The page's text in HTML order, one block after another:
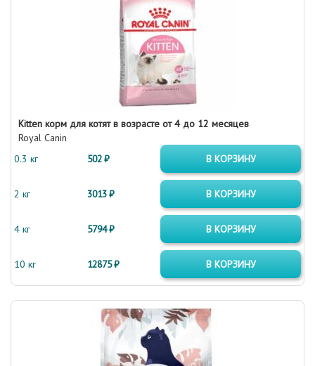
Kitten корм для котят в возрасте от 4 до 12 месяцев
Royal Canin
0.3 кг
502 ₽ В КОРЗИНУ
2 кг 3013 ₽ В КОРЗИНУ
4 кг 5794 ₽ В КОРЗИНУ
10 кг 12875 ₽ В КОРЗИНУ